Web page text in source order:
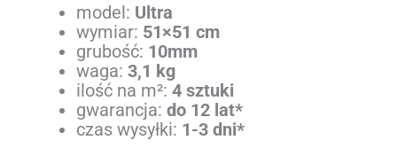
model: Ultra
wymiar: 51×51 cm
grubość: 10mm
waga:3,1 kg
ilość na m²:4 sztuki
gwarancja:do 12 lat*
czas wysyłki: 1-3 dni*